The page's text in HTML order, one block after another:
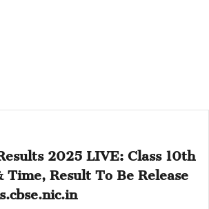
2025 LIVE: Class 10th
Result To Be Release